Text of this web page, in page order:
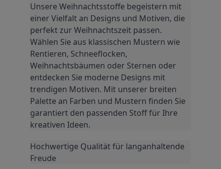
Unsere Weihnachtsstoffe begeistern mit
einer Vielfalt an Designs und Motiven, die
perfekt zur Weihnachtszeit passen.
Wählen Sie aus klassischen Mustern wie
Rentieren, Schneeflocken,
Weihnachtsbäumen oder Sternen oder
entdecken Sie moderne Designs mit
trendigen Motiven. Mit unserer breiten
Palette an Farben und Mustern finden Sie
garantiert den passenden Stoff für Ihre
kreativen Ideen.
Hochwertige Qualität für langanhaltende
Freude